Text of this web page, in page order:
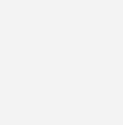
Kompressors –
Wärmepumpen
bis 60 °C erreichen
für den Einsatz in
(in Industrie und
reserviert, die